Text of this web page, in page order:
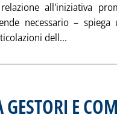
all'iniziativa
necessario –
dell...
E